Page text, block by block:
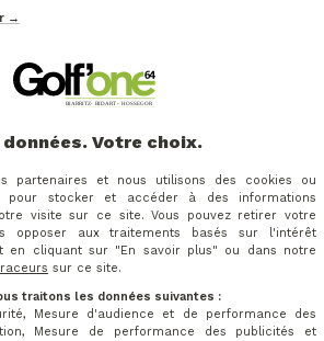
avez besoin d'aide ?
notre équipe !
à l'expertise de Baptiste et de
vous aider dans le choix de
Que ce soient les clubs, les
→
données. Votre choix.
partenaires et nous utilisons des cookies ou
pour stocker et accéder à des informations
visite sur ce site. Vous pouvez retirer votre
opposer aux traitements basés sur l'intérêt
en cliquant sur "En savoir plus" ou dans notre
sur ce site.
traitons les données suivantes :
Mesure d'audience et de performance des
Mesure de performance des publicités et